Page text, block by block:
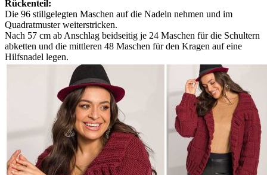
Rückenteil:
Die 96 stillgelegten Maschen auf die Nadeln nehmen und im
Quadratmuster weiterstricken.
Nach 57 cm ab Anschlag beidseitig je 24 Maschen für die Schultern
abketten und die mittleren 48 Maschen für den Kragen auf eine
Hilfsnadel legen.